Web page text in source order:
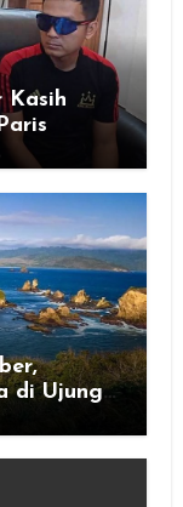
Kasih
di Ujung